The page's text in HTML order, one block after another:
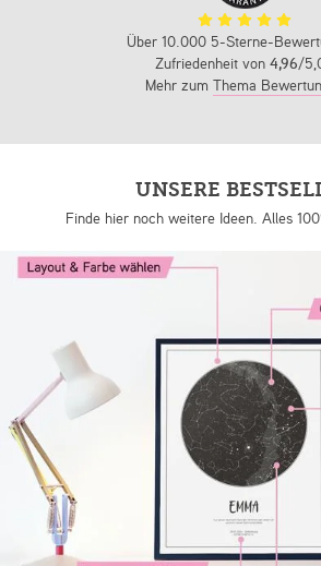
Über 10.000 5-Sterne-
Zufriedenheit von 4,96/
Mehr zum Thema
UNSERE
Finde hier noch weitere Ideen. Alles